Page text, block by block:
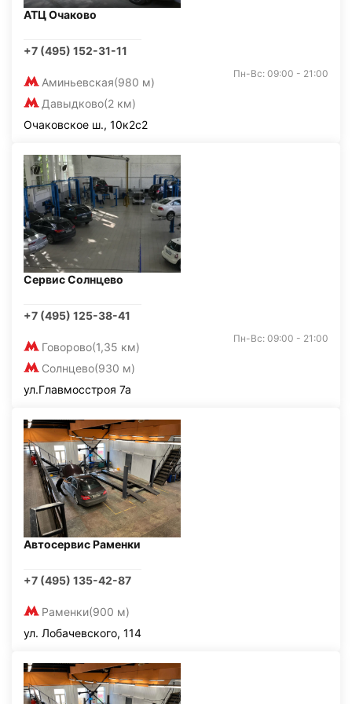
АТЦ Очаково
+7 (495) 152-31-11
Аминьевская(980 м)
Давыдково(2 км)
Пн-Вс: 09:00 - 21:00
Очаковское ш., 10к2с2
Сервис Солнцево
+7 (495) 125-38-41
Говорово(1,35 км)
Солнцево(930 м)
Пн-Вс: 09:00 - 21:00
ул.Главмосстроя 7а
Автосервис Раменки
+7 (495) 135-42-87
Раменки(900 м)
ул. Лобачевского, 114